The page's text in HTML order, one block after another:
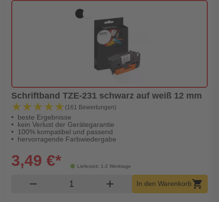
Schriftband TZE-231 schwarz auf weiß 12 mm
★★★★★
★★★★★ (161 Bewertungen)
beste Ergebnisse
kein Verlust der Gerätegarantie
100% kompatibel und passend
hervorragende Farbwiedergabe
Lieferzeit: 1-2 Werktage
3,49 €*
remove Produkt Warenkorb Menge
add In den Warenkorbshopping_cart